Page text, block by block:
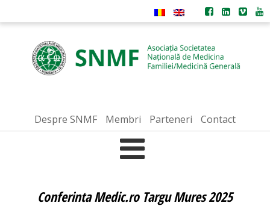
Despre SNMF Membri Parteneri Contact
Conferinta Medic.ro Targu Mures 2025